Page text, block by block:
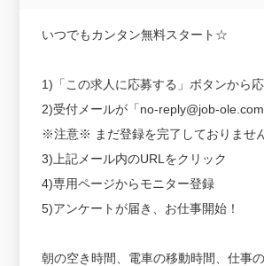
いつでもカンタン無料スタート☆
1)「この求人に応募する」ボタンから
2)受付メールが「no-reply@job-ole.com
※注意※ まだ登録を完了しておりませ
3)上記メール内のURLをクリック
4)専用ページからモニター登録
5)アンケートが届き、お仕事開始！
朝の空き時間、電車の移動時間、仕事